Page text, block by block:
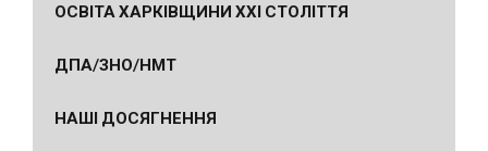
ОСВІТА ХАРКІВЩИНИ ХХІ СТОЛІТТЯ
ДПА/ЗНО/НМТ
НАШІ ДОСЯГНЕННЯ